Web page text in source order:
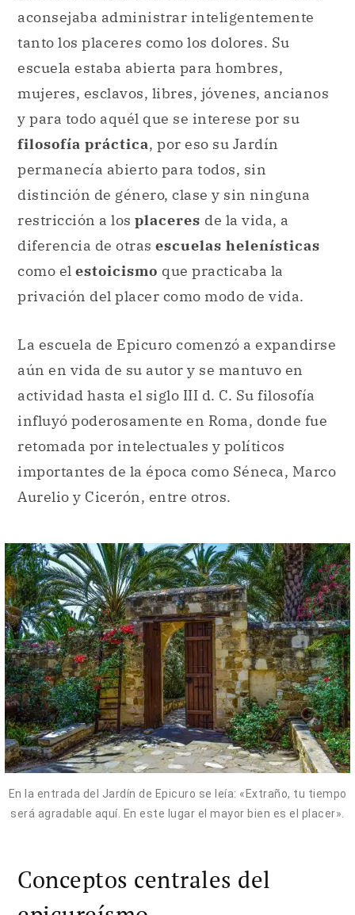
aconsejaba administrar inteligentemente
tanto los placeres como los dolores. Su
escuela estaba abierta para hombres,
mujeres, esclavos, libres, jóvenes, ancianos
y para todo aquél que se interese por su
filosofía práctica, por eso su Jardín
permanecía abierto para todos, sin
distinción de género, clase y sin ninguna
restricción a los placeres de la vida, a
diferencia de otras escuelas helenísticas
como el estoicismo que practicaba la
privación del placer como modo de vida.
La escuela de Epicuro comenzó a expandirse
aún en vida de su autor y se mantuvo en
actividad hasta el siglo III d. C. Su filosofía
influyó poderosamente en Roma, donde fue
retomada por intelectuales y políticos
importantes de la época como Séneca, Marco
Aurelio y Cicerón, entre otros.
En la entrada del Jardín de Epicuro se leía: «Extraño, tu tiempo
será agradable aquí. En este lugar el mayor bien es el placer».
Conceptos centrales del